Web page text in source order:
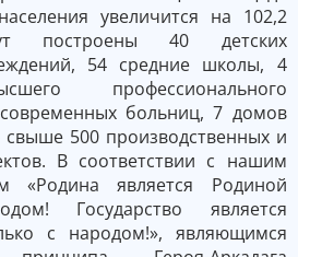
увеличится на 102,2
построены 40 детских
54 средние школы, 4
профессионального
больниц, 7 домов
свыше 500 производственных и
В соответствии с нашим
«Родина является Родиной
Государство является
с народом!», являющимся